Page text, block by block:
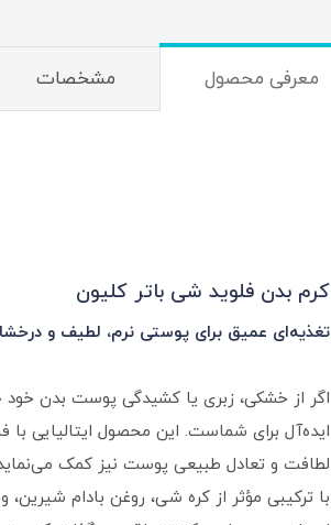
معرفی محصول مشخصات
کرم بدن فلوید شی باتر کلیون
تغذیه‌ای عمیق برای پوستی نرم، لطیف و
ایده‌آل برای شماست. این محصول ایتالیایی
لطافت و تعادل طبیعی پوست نیز کمک